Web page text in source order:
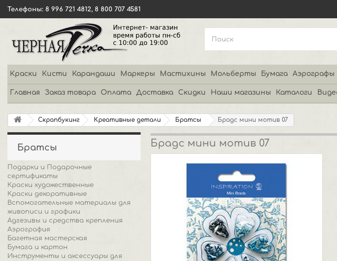
Телефоны: 8 996 721 4812, 8 800 707 4581
Краски Кисти Карандаши Маркеры Мастихины Мольберты Бумага Аэрографы
Главная Заказ товара Оплата Доставка Скидки Наши магазины Каталоги
Скрапбукинг Креативные детали Братсы Брадс мини мотив 07
Братсы
Подарки и Подарочные
сертификаты
Краски художественные
Краски декоративные
Вспомогательные материалы для
живописи и графики
Адгезивы и средства крепления
Аэрография
Багетная мастерская
Бумага и картон
Инструменты и аксессуары для
Брадс мини мотив 07